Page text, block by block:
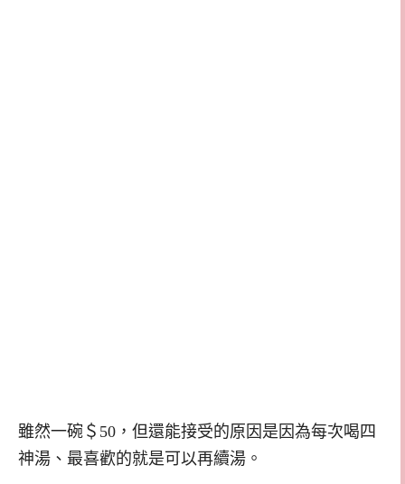
雖然一碗＄50，但還能接受的原因是因為每次喝四
神湯、最喜歡的就是可以再續湯。